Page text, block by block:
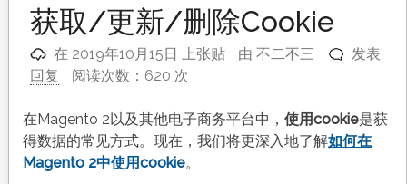
获取/更新/删除Cookie
在 2019年10月15日 上张贴 由 不二不三
发表
回复
阅读次数：620 次
在Magento 2以及其他电子商务平台中， 使用cookie是获
得数据的常见方式。现在，我们将更深入地了解如何在
Magento 2中使用cookie。